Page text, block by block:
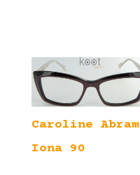
Caroline Abram
Iona 90